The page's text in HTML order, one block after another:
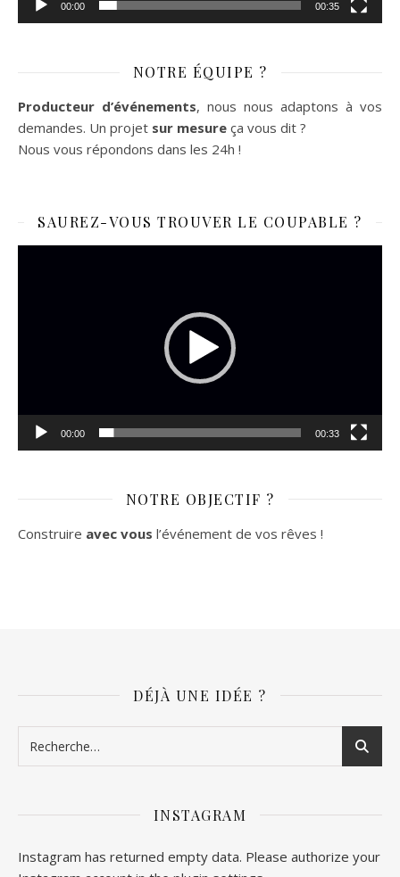
00:00 00:35
NOTRE ÉQUIPE ?
Producteur d’événements, nous nous adaptons à vos
demandes. Un projet sur mesure ça vous dit ?
Nous vous répondons dans les 24h !
SAUREZ-VOUS TROUVER LE COUPABLE ?
00:00 00:33
NOTRE OBJECTIF ?
Construire avec vous l’événement de vos rêves !
DÉJÀ UNE IDÉE ?
INSTAGRAM
Instagram has returned empty data. Please authorize your